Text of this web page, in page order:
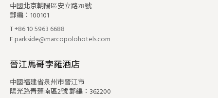
中國北京朝陽區安立路78號
郵編：100101
T+86 10 5963 6688
E parkside@marcopolohotels.com
晉江馬哥孛羅酒店
中國福建省泉州市晉江市
陽光路青蓮南區2號 郵編：362200